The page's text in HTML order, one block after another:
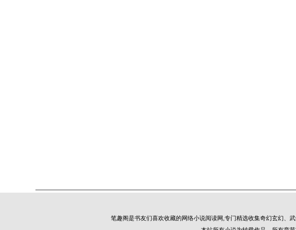
笔趣阁是书友们喜欢收藏的网络小说阅读网,专门精选收集奇幻玄幻、